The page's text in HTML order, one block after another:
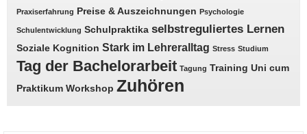
Praxiserfahrung Preise & Auszeichnungen Psychologie
Schulentwicklung Schulpraktika selbstreguliertes Lernen
Soziale Kognition Stark im Lehreralltag Stress Studium
Tag der Bachelorarbeit Tagung Training Uni cum
Praktikum Workshop Zuhören